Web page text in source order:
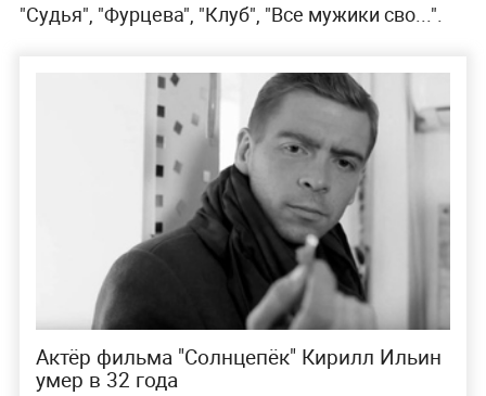
"Судья", "Фурцева", "Клуб", "Все мужики сво...".
Актёр фильма "Солнцепёк" Кирилл Ильин
умер в 32 года